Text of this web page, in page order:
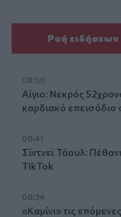
Ροή ειδήσεων
08:50
Αίγιο: Νεκρός
καρδιακό επεισόδιο
08:41
Σίντνεϊ Τάουλ:
TikTok
08:34
«Καμίνι» τις